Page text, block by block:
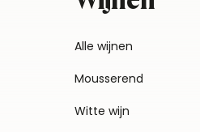
Alle wijnen
Mousserend
Witte wijn